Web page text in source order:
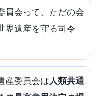
員会って、ただの会
界遺産を守る司令
産委員会は人類共通